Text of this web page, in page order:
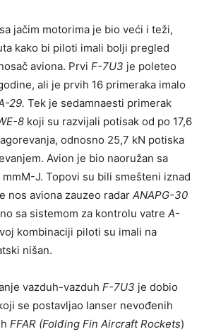
sa jačim motorima je bio veći i teži,
kako bi piloti imali bolji pregled
aviona. Prvi F-7U3 je poleteo
ali je prvih 16 primeraka imalo
29. Tek je sedamnaesti primerak
8 koji su razvijali potisak od po 17,6
odnosno 25,7 kN potiska
Avion je bio naoružan sa
J. Topovi su bili smešteni iznad
nos aviona zauzeo radar ANAPG-30
sa sistemom za kontrolu vatre A-
kombinaciji piloti su imali na
nišan.
vazduh-vazduh F-7U3 je dobio
se postavljao lanser nevođenih
FFAR (Folđing Fin Aircraft Rockets)